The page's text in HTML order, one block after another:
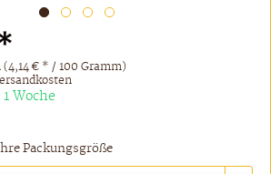
(4,14 € * / 100 Gramm)
Woche
Packungsgröße